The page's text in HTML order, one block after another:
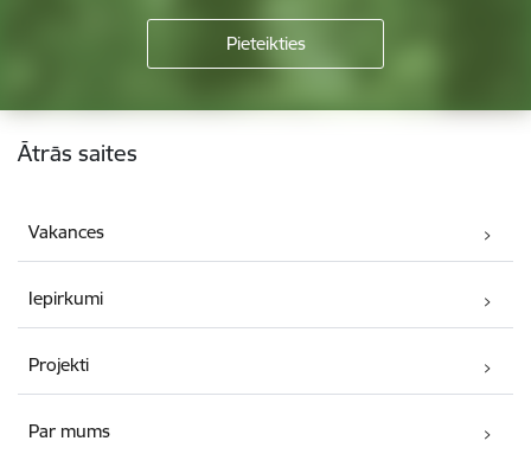
Kājene
Ātrās saites
Vakances
Iepirkumi
Projekti
Par mums